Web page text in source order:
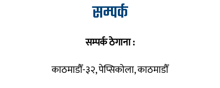
सम्पर्क
सम्पर्क ठेगाना :
काठमाडौँ-३२, पेप्सिकोला, काठमाडौँ